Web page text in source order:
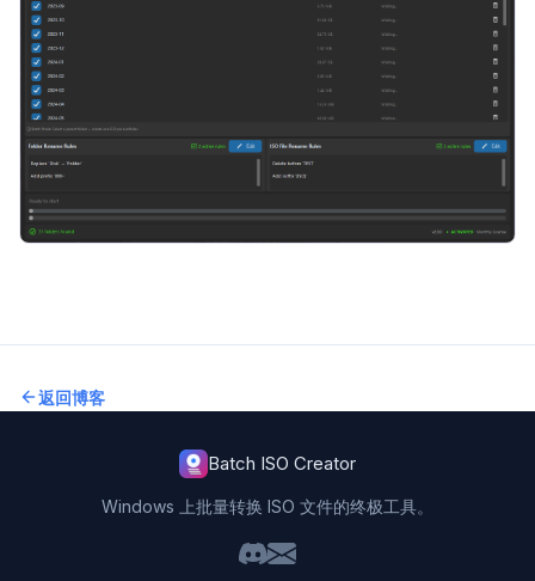
返回博客
Batch ISO Creator
Windows 上批量转换 ISO 文件的终极工具。